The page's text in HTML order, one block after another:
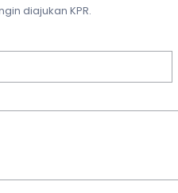
diajukan KPR.